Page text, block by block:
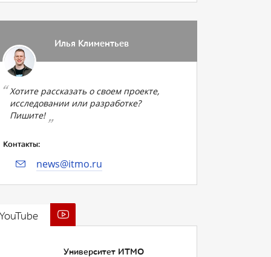
Илья Климентьев
Хотите рассказать о своем проекте,
исследовании или разработке?
Пишите!
Контакты:
news@itmo.ru
Университет ИТМО